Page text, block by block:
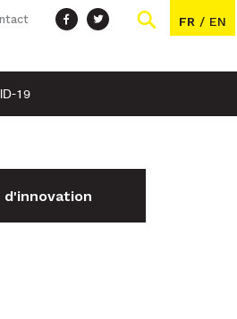
FR / EN
19
d'innovation